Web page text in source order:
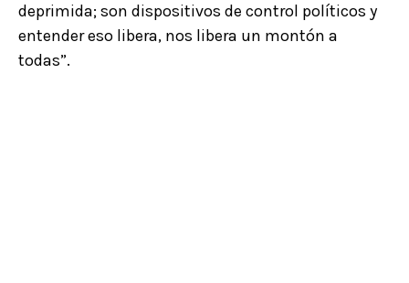
deprimida; son dispositivos de control políticos y
entender eso libera, nos libera un montón a
todas”.